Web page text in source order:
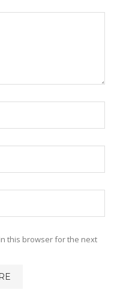
this browser for the next